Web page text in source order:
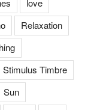
love
Relaxation
Stimulus Timbre
Sun